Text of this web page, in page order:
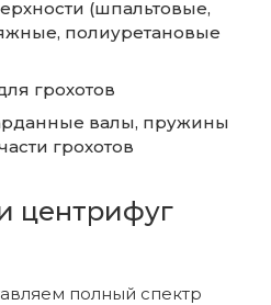
(шпальтовые,
полиуретановые
грохотов
валы, пружины
грохотов
центрифуг
полный спектр